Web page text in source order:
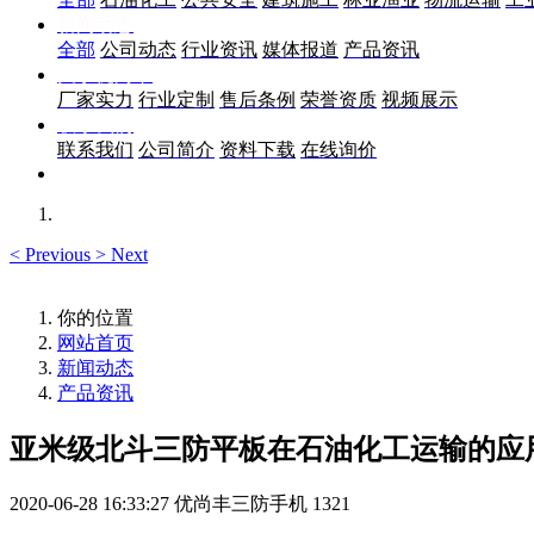
全部 公司动态 行业资讯 媒体报道 产品资讯
厂家实力 行业定制 售后条例 荣誉资质 视频展示
联系我们 公司简介 资料下载 在线询价
< Previous > Next
你的位置
网站首页
新闻动态
产品资讯
亚米级北斗三防平板在石油化工运输的应
2020-06-28 16:33:27 优尚丰三防手机 1321